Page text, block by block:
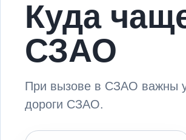
Куда
СЗАО
При вызове в СЗАО важны
дороги СЗАО.